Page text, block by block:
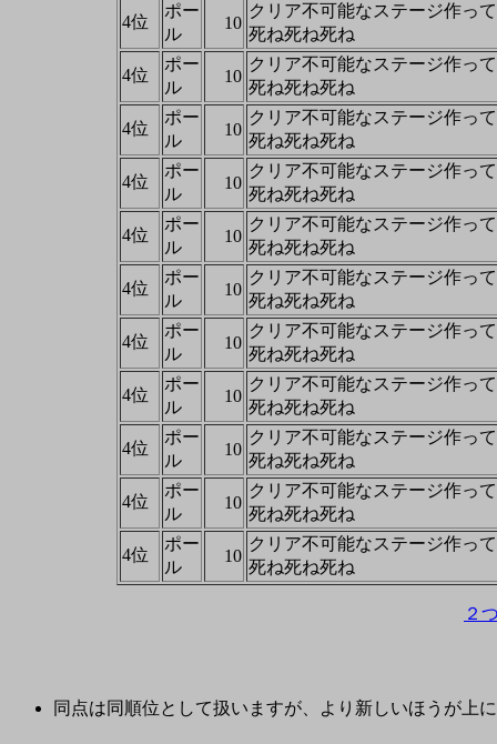
4位
ポー
ル
10
クリア不可能なステージ作っ
死ね死ね死ね
4位
ポー
ル
10
クリア不可能なステージ作っ
死ね死ね死ね
4位
ポー
ル
10
クリア不可能なステージ作っ
死ね死ね死ね
4位
ポー
ル
10
クリア不可能なステージ作っ
死ね死ね死ね
4位
ポー
ル
10
クリア不可能なステージ作っ
死ね死ね死ね
4位
ポー
ル
10
クリア不可能なステージ作っ
死ね死ね死ね
4位
ポー
ル
10
クリア不可能なステージ作っ
死ね死ね死ね
4位
ポー
ル
10
クリア不可能なステージ作っ
死ね死ね死ね
4位
ポー
ル
10
クリア不可能なステージ作っ
死ね死ね死ね
4位
ポー
ル
10
クリア不可能なステージ作っ
死ね死ね死ね
4位
ポー
ル
10
クリア不可能なステージ作っ
死ね死ね死ね
２
同点は同順位として扱いますが、より新しいほうが上